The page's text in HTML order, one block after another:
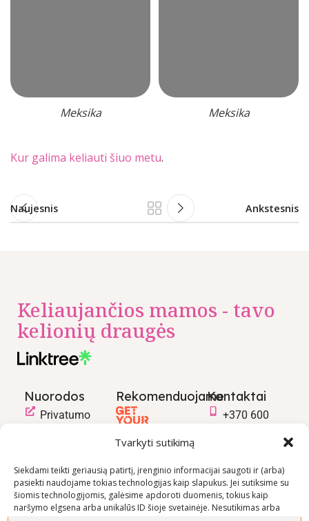
Tvarkyti sutikimą
Siekdami teikti geriausią patirtį, įrenginio informacijai saugoti ir (arba)
pasiekti naudojame tokias technologijas kaip slapukus. Jei sutiksime su
šiomis technologijomis, galėsime apdoroti duomenis, tokius kaip
naršymo elgsena arba unikalūs ID šioje svetainėje. Nesutikimas arba
Meksika Meksika
Kur galima keliauti šiuo metu.
Naujesnis Ankstesnis
Keliaujančios mamos - tavo
kelionių draugės
Nuorodos
Privatumo
pirkimo –
pardavimo
taisyklės
RekomenduojameKontaktai
+370 600